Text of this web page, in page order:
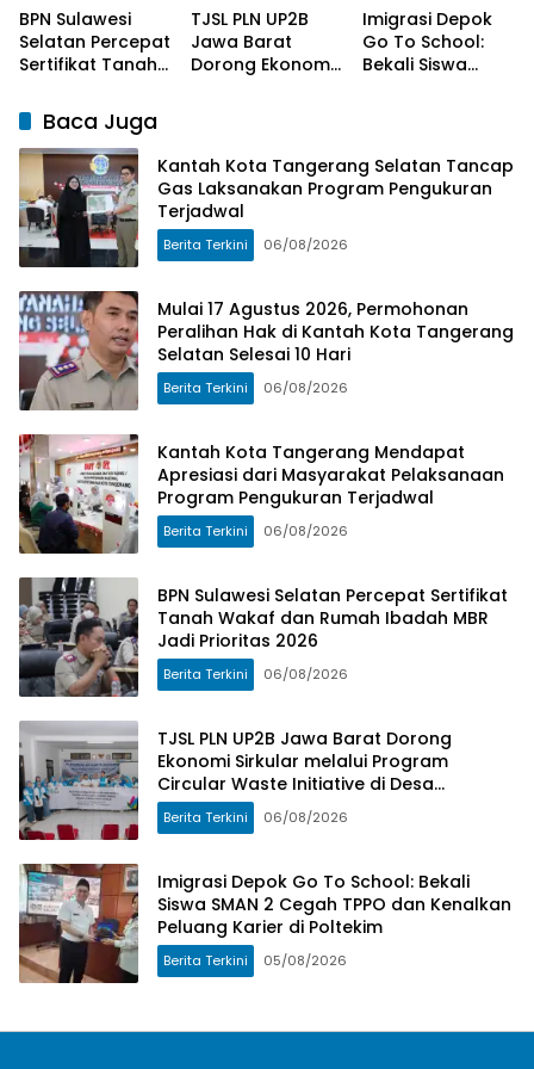
BPN Sulawesi
Selatan Percepat
Sertifikat Tanah
Rumah Ibadah
MBR Jadi
Prioritas 2026
TJSL PLN UP2B
Jawa Barat
Dorong Ekonomi
di Desa
Cangkuang
Wetan
Imigrasi Depok
Go To School:
Bekali Siswa
Peluang Karier di
Poltekim
Baca Juga
Kantah Kota Tangerang Selatan Tancap
Gas Laksanakan Program Pengukuran
Terjadwal
Berita Terkini 06/08/2026
Mulai 17 Agustus 2026, Permohonan
Peralihan Hak di Kantah Kota Tangerang
Selatan Selesai 10 Hari
Berita Terkini 06/08/2026
Kantah Kota Tangerang Mendapat
Apresiasi dari Masyarakat Pelaksanaan
Program Pengukuran Terjadwal
Berita Terkini 06/08/2026
BPN Sulawesi Selatan Percepat Sertifikat
Tanah Wakaf dan Rumah Ibadah MBR
Jadi Prioritas 2026
Berita Terkini 06/08/2026
TJSL PLN UP2B Jawa Barat Dorong
Ekonomi Sirkular melalui Program
Circular Waste Initiative di Desa
Cangkuang Wetan
Berita Terkini 06/08/2026
Imigrasi Depok Go To School: Bekali
Siswa SMAN 2 Cegah TPPO dan Kenalkan
Peluang Karier di Poltekim
Berita Terkini 05/08/2026